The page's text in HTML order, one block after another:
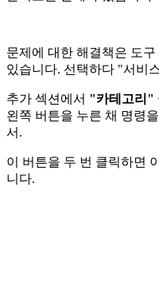
문제에 대한 해결책은 도
있습니다. 선택하다 "서비
추가 섹션에서 "카테고리"
왼쪽 버튼을 누른 채 명령
서.
이 버튼을 두 번 클릭하면
니다.